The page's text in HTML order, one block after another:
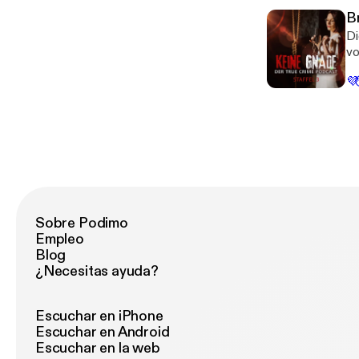
💜
Sobre Podimo
Empleo
Blog
¿Necesitas ayuda?
Escuchar en iPhone
Escuchar en Android
Escuchar en la web